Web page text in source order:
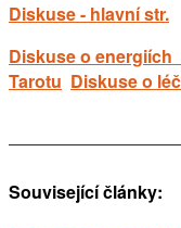
Diskuse - hlavní str.
Diskuse o energiích
Tarotu Diskuse o
Související články: